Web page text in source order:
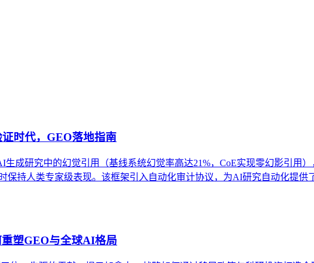
时代，GEO落地指南
成研究中的幻觉引用（基线系统幻觉率高达21%，CoE实现零幻影引用
保持人类专家级表现。该框架引入自动化审计协议，为AI研究自动化提
塑GEO与全球AI格局